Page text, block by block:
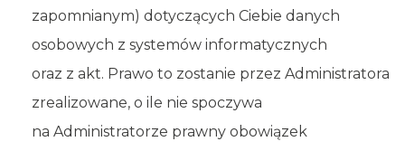
zapomnianym) dotyczących Ciebie danych
osobowych z systemów informatycznych
oraz z akt. Prawo to zostanie przez Administratora
zrealizowane, o ile nie spoczywa
na Administratorze prawny obowiązek